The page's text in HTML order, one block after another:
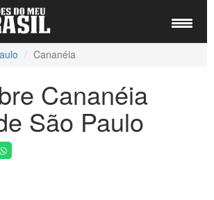
Cananéia
Cananéia
São Paulo